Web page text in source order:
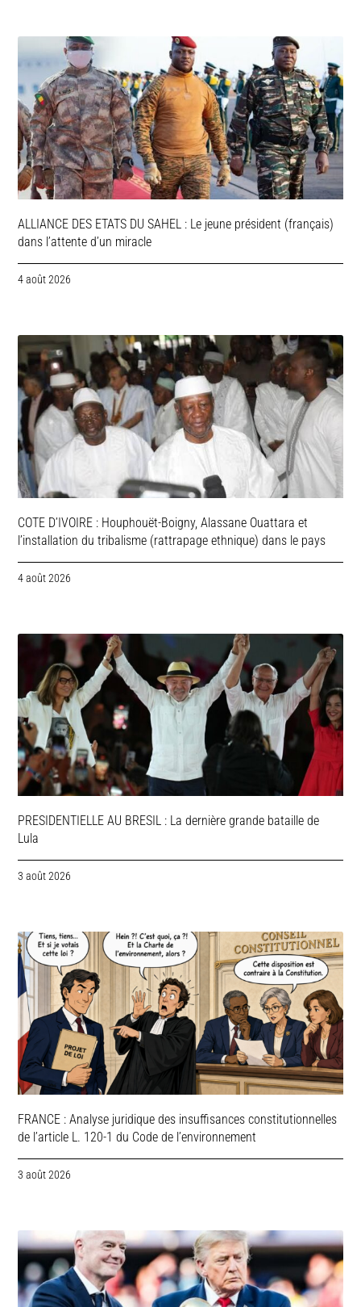
ALLIANCE DES ETATS DU SAHEL : Le jeune président (français)
dans l’attente d’un miracle
4 août 2026
COTE D’IVOIRE : Houphouët-Boigny, Alassane Ouattara et
l’installation du tribalisme (rattrapage ethnique) dans le pays
4 août 2026
PRESIDENTIELLE AU BRESIL : La dernière grande bataille de
Lula
3 août 2026
FRANCE : Analyse juridique des insuffisances constitutionnelles
de l’article L. 120-1 du Code de l’environnement
3 août 2026